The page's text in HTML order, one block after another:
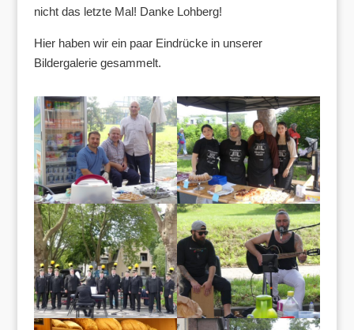
nicht das letzte Mal! Danke Lohberg!
Hier haben wir ein paar Eindrücke in unserer
Bildergalerie gesammelt.